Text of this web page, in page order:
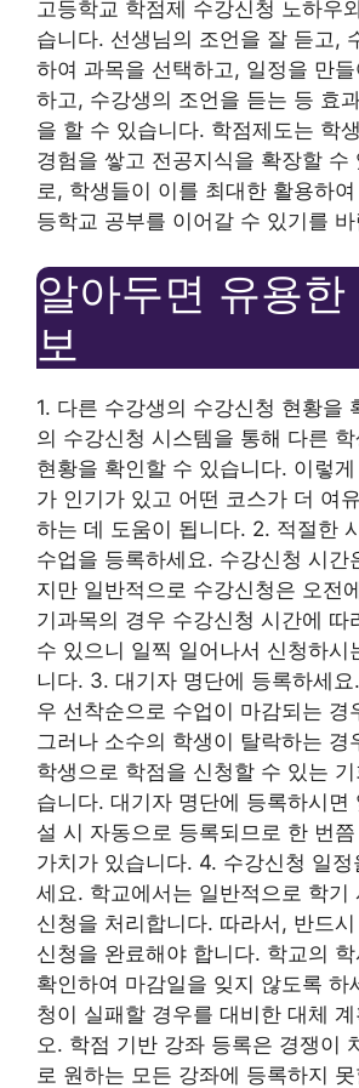
고등학교 학점제 수강신청 노하우
습니다. 선생님의 조언을 잘 듣고,
하여 과목을 선택하고, 일정을 만
하고, 수강생의 조언을 듣는 등 효
을 할 수 있습니다. 학점제도는 학
경험을 쌓고 전공지식을 확장할 수
로, 학생들이 이를 최대한 활용하
등학교 공부를 이어갈 수 있기를
알아두면 유용한
보
1. 다른 수강생의 수강신청 현황을
의 수강신청 시스템을 통해 다른
현황을 확인할 수 있습니다. 이렇
가 인기가 있고 어떤 코스가 더 여
하는 데 도움이 됩니다. 2. 적절한
수업을 등록하세요. 수강신청 시간
지만 일반적으로 수강신청은 오전
기과목의 경우 수강신청 시간에 따
수 있으니 일찍 일어나서 신청하시
니다. 3. 대기자 명단에 등록하세
우 선착순으로 수업이 마감되는 경
그러나 소수의 학생이 탈락하는 경
학생으로 학점을 신청할 수 있는
습니다. 대기자 명단에 등록하시면
설 시 자동으로 등록되므로 한 번
가치가 있습니다. 4. 수강신청 일
세요. 학교에서는 일반적으로 학기
신청을 처리합니다. 따라서, 반드
신청을 완료해야 합니다. 학교의
확인하여 마감일을 잊지 않도록 하
청이 실패할 경우를 대비한 대체
오. 학점 기반 강좌 등록은 경쟁이
로 원하는 모든 강좌에 등록하지